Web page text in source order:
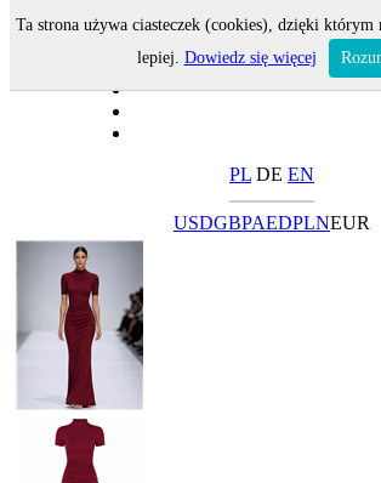
PL DE EN
USDGBPAEDPLNEUR
Ta strona używa ciasteczek (cookies), dzięki którym
lepiej. Dowiedz się więcej